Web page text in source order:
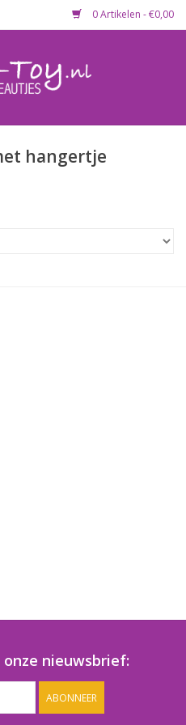
0 Artikelen - €0,00
hangertje
nieuwsbrief:
ABONNEER